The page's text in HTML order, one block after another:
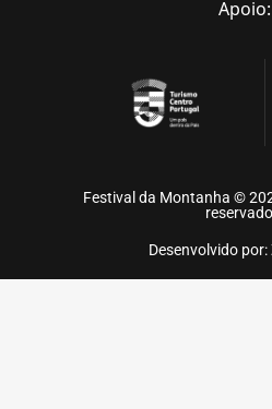
Apoio:
Festival da Montanha ©
Desenvolvido